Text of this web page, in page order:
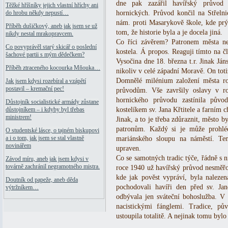
Těžké hříšníky jejich vlastní hříchy ani
do hrobu někdy nepustí…
Příběh dušičkový, aneb jak jsem se už
nikdy nestal mrakopravcem.
Co povyprávěl starý skicář o poslední
šachové partii s mým dědečkem?
Příběh ztraceného kocourka Mňouka…
Jak jsem kdysi rozebíral a vzápětí
postavil – kremační pec!
Důstojník socialistické armády zůstane
důstojníkem – i kdyby byl třebas
ministrem!
O studentské lásce, o tajném biskupovi
a i o tom, jak jsem se stal vlastně
novinářem
Závod míru, aneb jak jsem kdysi v
továrně zachránil negramotného mistra.
Doutník od papeže, aneb děda
výtržníkem…
dne pak zazářil havířský
hornických. Průvod končil na
nám. proti Masarykově škole, kde
tom, že historie byla a je docela jiná.
Co říci závěrem? Patronem města
kostela. Á propos. Reaguji tímto na
Vysočina dne 18. března t.r. Jinak
nikoliv v celé západní Moravě. On
Domnělé milénium založení města
průvodům. Vše završily oslavy v
hornického průvodu zastínila
kostelíkem sv. Jana Křtitele a farním
Jinak, a to je třeba zdůraznit, město
patronům. Každý si je může
mariánského sloupu na náměstí.
upraven.
Co se samotných tradic týče, řádně
roce 1940 už havířský průvod
kde jak pověst vypráví, byla
pochodovali havíři den před sv.
odbývala jen sváteční bohoslužba.
nacistickými fánglemi. Tradice,
ustoupila totalitě. A nejinak tomu